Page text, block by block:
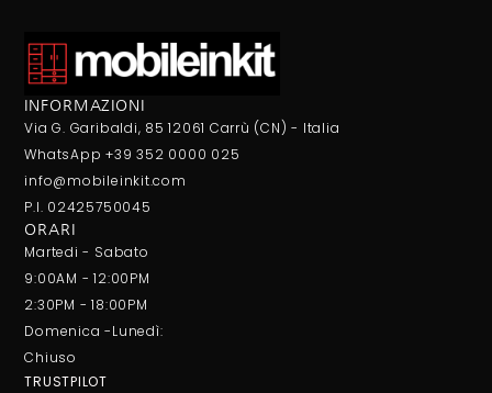
INFORMAZIONI
Via G. Garibaldi, 85 12061 Carrù (CN) - Italia
WhatsApp +39 352 0000 025
info@mobileinkit.com
P.I. 02425750045
ORARI
Martedi - Sabato
9:00AM - 12:00PM
2:30PM - 18:00PM
Domenica -Lunedì:
Chiuso
TRUSTPILOT